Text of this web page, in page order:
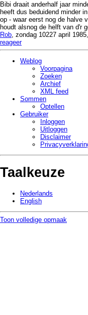
Bibi draait anderhalf jaar
heeft dus beduidend minder
op - waar eerst nog de halve
houdt alsnog de helft van d'r
Rob, zondag 10227 april
reageer
Weblog
Voorpagina
Zoeken
Archief
XML feed
Sommen
Optellen
Gebruiker
Inloggen
Uitloggen
Disclaimer
Taalkeuze
Nederlands
English
Toon volledige opmaak